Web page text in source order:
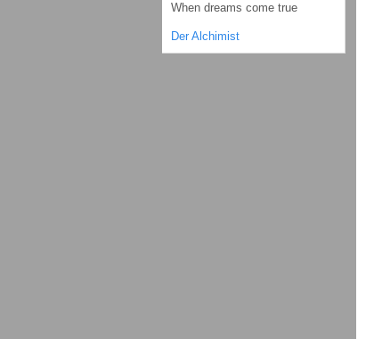
When dreams come true
Der Alchimist